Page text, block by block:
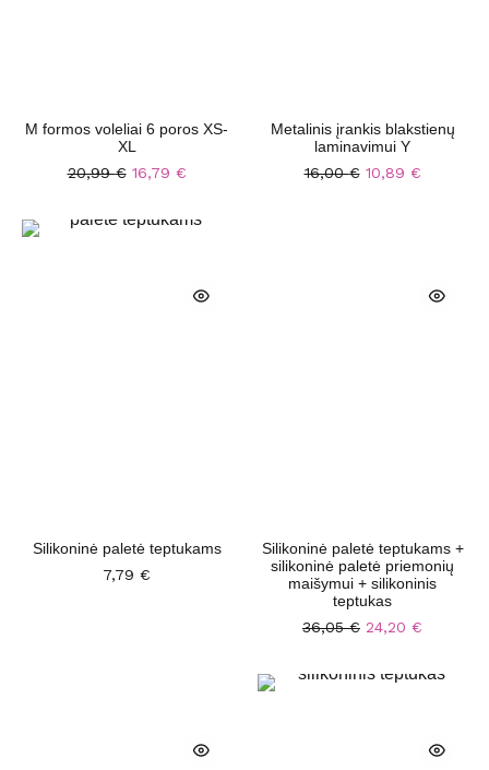
M formos voleliai 6 poros XS-
XL
20,99€ 16,79 €
Metalinis įrankis blakstienų
laminavimui Y
16,00€ 10,89 €
Silikoninė paletė teptukams
7,79 €
Silikoninė paletė teptukams +
silikoninė paletė priemonių
maišymui + silikoninis
teptukas
36,05€ 24,20 €